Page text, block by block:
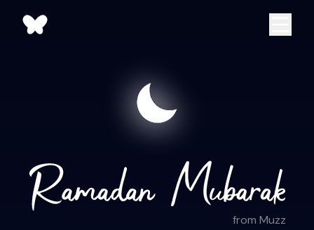
from Muzz